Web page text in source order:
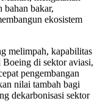
bahan bakar,
ekosistem
melimpah, kapabilitas
Boeing di sektor aviasi,
pengembangan
nilai tambah bagi
dekarbonisasi sektor